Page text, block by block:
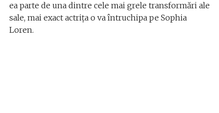
ea parte de una dintre cele mai grele transformări ale
sale, mai exact actriţa o va întruchipa pe Sophia
Loren.